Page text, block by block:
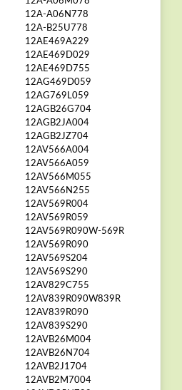
12A-A06N778
12A-B25U778
12AE469A229
12AE469D029
12AE469D755
12AG469D059
12AG769L059
12AGB26G704
12AGB2JA004
12AGB2JZ704
12AV566A004
12AV566A059
12AV566M055
12AV566N255
12AV569R004
12AV569R059
12AV569R090W-569R
12AV569R090
12AV569S204
12AV569S290
12AV829C755
12AV839R090W839R
12AV839R090
12AV839S290
12AVB26M004
12AVB26N704
12AVB2J1704
12AVB2M7004